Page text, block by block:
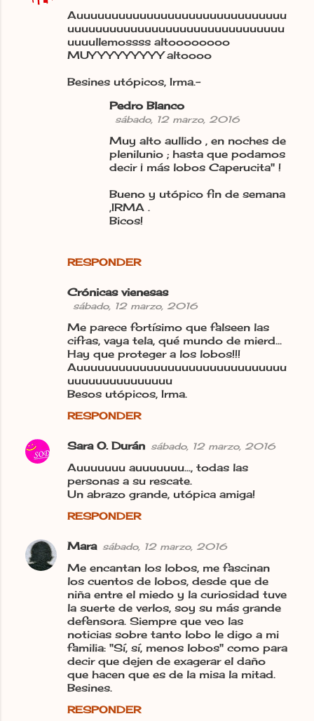
Auuuuuuuuuuuuuuuuuuuuuuuuuuuuuu
uuuuuuuuuuuuuuuuuuuuuuuuuuuuuuu
uuuullemossss altoooooooo
MUYYYYYYYYY altoooo
Besines utópicos, Irma.-
RESPONDER
Pedro Blanco
sábado, 12 marzo, 2016
Muy alto aullido , en noches de
plenilunio ; hasta que podamos
decir ¡ más lobos Caperucita" !
Bueno y utópico fin de semana
,IRMA .
Bicos!
Crónicas vienesas
sábado, 12 marzo, 2016
Me parece fortísimo que falseen las
cifras, vaya tela, qué mundo de mierd...
Hay que proteger a los lobos!!!
Auuuuuuuuuuuuuuuuuuuuuuuuuuuuuu
uuuuuuuuuuuuuuu
Besos utópicos, Irma.
RESPONDER
Sara O. Durán sábado, 12 marzo, 2016
Auuuuuuu auuuuuuu..., todas las
personas a su rescate.
Un abrazo grande, utópica amiga!
RESPONDER
Mara sábado, 12 marzo, 2016
Me encantan los lobos, me fascinan
los cuentos de lobos, desde que de
niña entre el miedo y la curiosidad tuve
la suerte de verlos, soy su más grande
defensora. Siempre que veo las
noticias sobre tanto lobo le digo a mi
familia: "Sí, sí, menos lobos" como para
decir que dejen de exagerar el daño
que hacen que es de la misa la mitad.
Besines.
RESPONDER